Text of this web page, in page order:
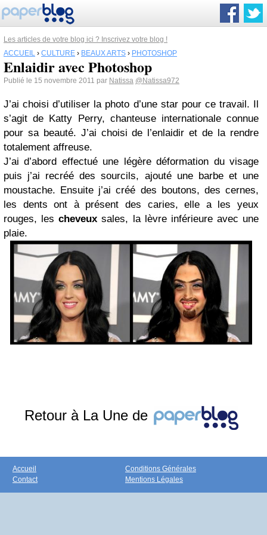
Les articles de votre blog ici ? Inscrivez votre blog !
ACCUEIL › CULTURE › BEAUX ARTS › PHOTOSHOP
Enlaidir avec Photoshop
Publié le 15 novembre 2011 par Natissa @Natissa972
J’ai choisi d’utiliser la photo d’une star pour ce travail. Il
s’agit de Katty Perry, chanteuse internationale connue
pour sa beauté. J’ai choisi de l’enlaidir et de la rendre
totalement affreuse.
J’ai d’abord effectué une légère déformation du visage
puis j’ai recréé des sourcils, ajouté une barbe et une
moustache. Ensuite j’ai créé des boutons, des cernes,
les dents ont à présent des caries, elle a les yeux
rouges, lescheveux sales, la lèvre inférieure avec une
plaie.
Retour à La Une de
Accueil
Contact
Conditions Générales
Mentions Légales